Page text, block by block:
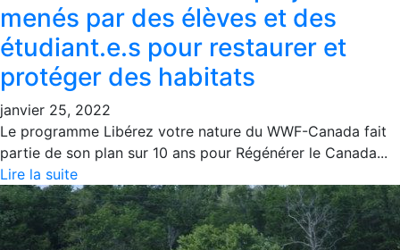
menés par des élèves et des
étudiant.e.s pour restaurer et
protéger des habitats
janvier 25, 2022
Le programme Libérez votre nature du WWF-Canada fait
partie de son plan sur 10 ans pour Régénérer le Canada...
Lire la suite